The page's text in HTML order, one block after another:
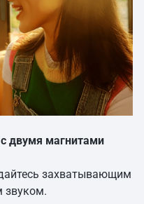
двумя магнитами
захватывающим
звуком.